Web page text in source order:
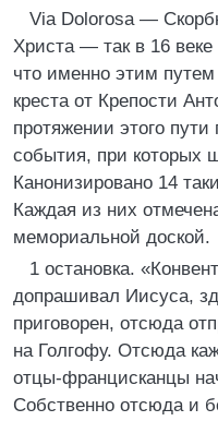
Via Dolorosa —
Христа — так в 16 веке
что именно этим
креста от Крепости
протяжении этого
события, при которых
Канонизировано 14
Каждая из них
мемориальной доской.
1 остановка.
допрашивал Иисуса,
приговорен, отсюда
на Голгофу. Отсюда
отцы-францисканцы
Собственно отсюда и